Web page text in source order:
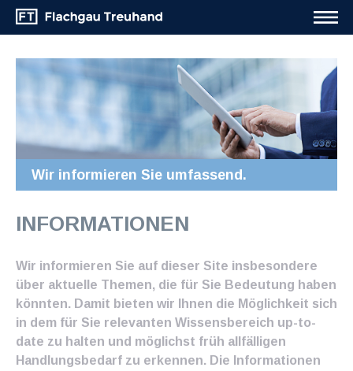
Wir informieren Sie umfassend.
INFORMATIONEN
Wir informieren Sie auf dieser Site insbesondere
über aktuelle Themen, die für Sie Bedeutung haben
könnten. Damit bieten wir Ihnen die Möglichkeit sich
in dem für Sie relevanten Wissensbereich up-to-
date zu halten und möglichst früh allfälligen
Handlungsbedarf zu erkennen. Die Informationen